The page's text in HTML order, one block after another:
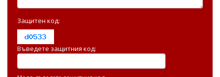
Защитен код:
Въведете защитния код: